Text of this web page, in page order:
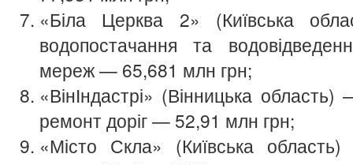
«Біла Церква 2» (Київська
водопостачання та
мереж — 65,681 млн грн;
«ВінІндастрі» (Вінницька
ремонт доріг — 52,91 млн грн;
«Місто Скла» (Київська